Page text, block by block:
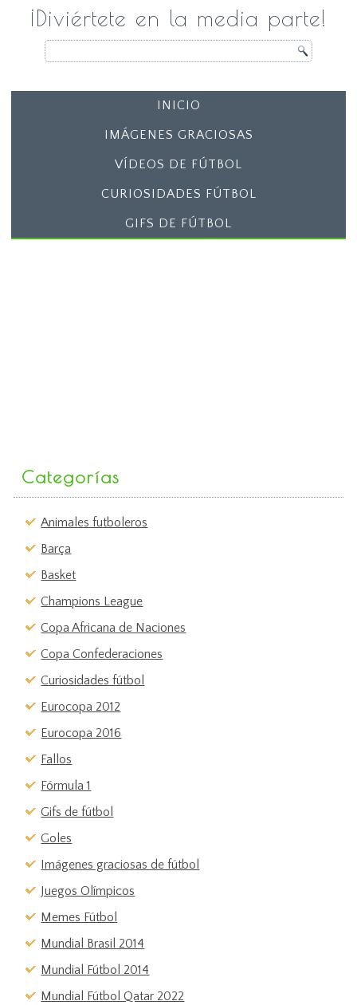
¡Diviértete en la media parte!
INICIO
IMÁGENES GRACIOSAS
VÍDEOS DE FÚTBOL
CURIOSIDADES FÚTBOL
GIFS DE FÚTBOL
Categorías
Animales futboleros
Barça
Basket
Champions League
Copa Africana de Naciones
Copa Confederaciones
Curiosidades fútbol
Eurocopa 2012
Eurocopa 2016
Fallos
Fórmula 1
Gifs de fútbol
Goles
Imágenes graciosas de fútbol
Juegos Olímpicos
Memes Fútbol
Mundial Brasil 2014
Mundial Fútbol 2014
Mundial Fútbol Qatar 2022